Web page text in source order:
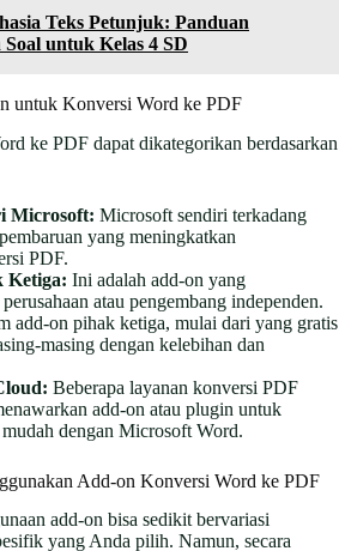
Teks Petunjuk: Panduan
untuk Kelas 4 SD
untuk Konversi Word ke PDF
ke PDF dapat dikategorikan berdasarkan
Microsoft: Microsoft sendiri terkadang
yang meningkatkan
PDF.
Ketiga: Ini adalah add-on yang
atau pengembang independen.
add-on pihak ketiga, mulai dari yang gratis
masing dengan kelebihan dan
Beberapa layanan konversi PDF
add-on atau plugin untuk
dengan Microsoft Word.
Add-on Konversi Word ke PDF
add-on bisa sedikit bervariasi
yang Anda pilih. Namun, secara